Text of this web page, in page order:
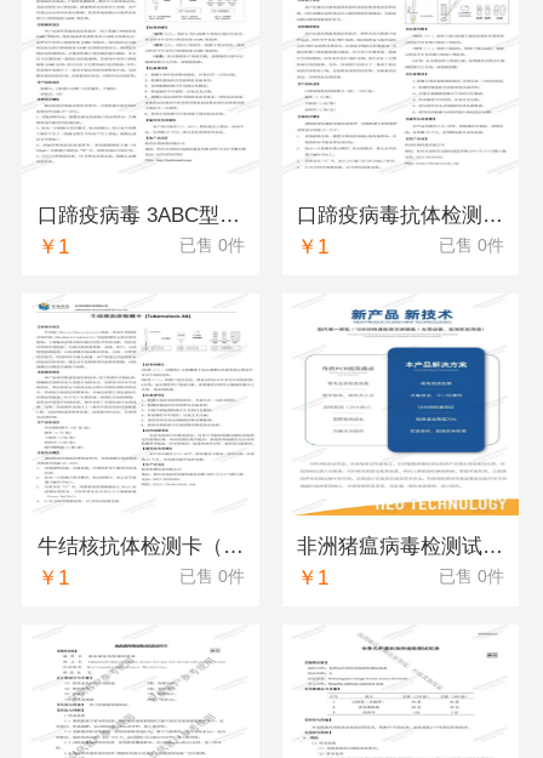
口蹄疫病毒 3ABC型抗体检测卡(FMDV-NSPAb)（恒奥）
￥1
已售 0件
口蹄疫病毒抗体检测卡(FMDV-O Ab)（恒奥）
￥1
已售 0件
牛结核抗体检测卡（恒奥）
￥1
已售 0件
非洲猪瘟病毒检测试纸条（恒奥）
￥1
已售 0件